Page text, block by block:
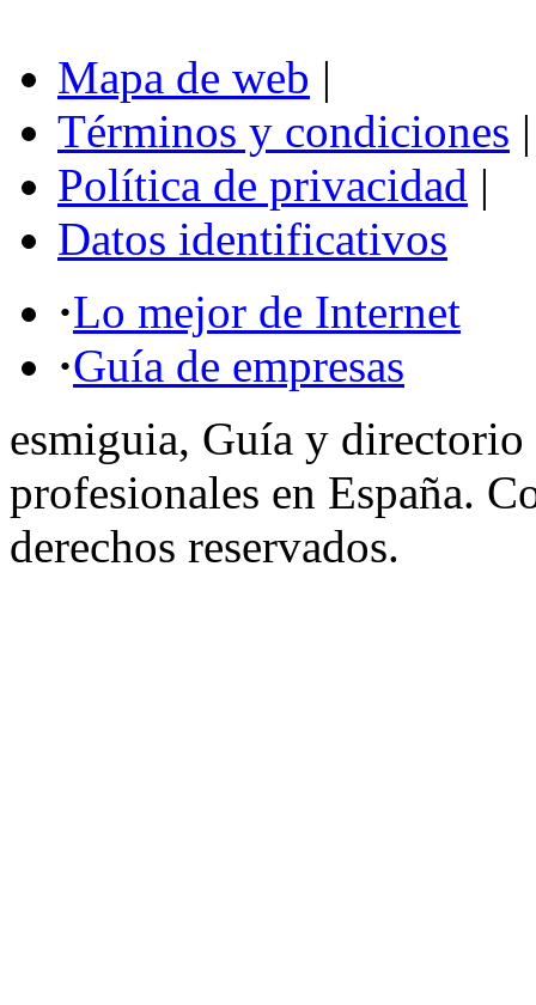
Mapa de web |
Términos y condiciones |
Política de privacidad |
Datos identificativos
·Lo mejor de Internet
·Guía de empresas
esmiguia, Guía y directorio
profesionales en España.
derechos reservados.